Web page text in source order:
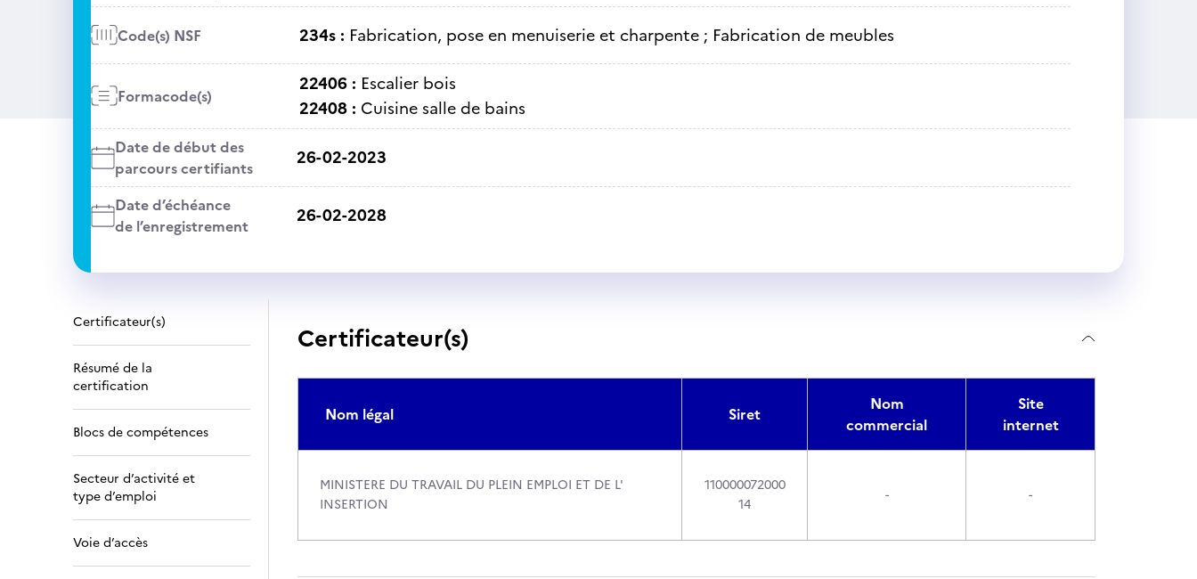
Code(s) NSF 234s : Fabrication, pose en menuiserie et charpente ; Fabrication de meubles
Formacode(s)
22406 : Escalier bois
22408 : Cuisine salle de bains
Date de début des
parcours certifiants
26-02-2023
Date d’échéance
de l’enregistrement
26-02-2028
Certificateur(s)
Résumé de la
certification
Blocs de compétences
Secteur d’activité et
type d’emploi
Voie d’accès
Certificateur(s)
Nom légal Siret
Nom
commercial
Site
internet
MINISTERE DU TRAVAIL DU PLEIN EMPLOI ET DE L'
INSERTION
110000072000
14
- -